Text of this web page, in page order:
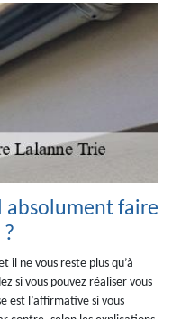
absolument faire
il ne vous reste plus qu’à
si vous pouvez réaliser vous
est l’affirmative si vous